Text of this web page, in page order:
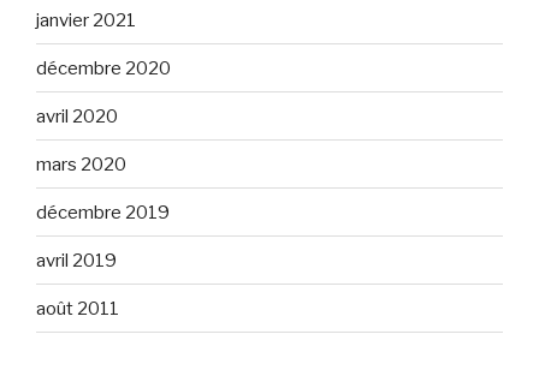
janvier 2021
décembre 2020
avril 2020
mars 2020
décembre 2019
avril 2019
août 2011